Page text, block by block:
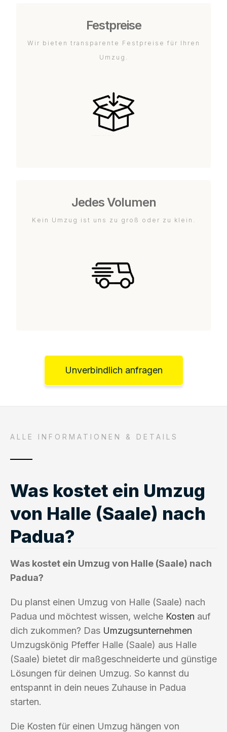
Festpreise
Wir bieten transparente Festpreise für Ihren
Umzug.
Jedes Volumen
Kein Umzug ist uns zu groß oder zu klein.
Unverbindlich anfragen
ALLE INFORMATIONEN & DETAILS
Was kostet ein Umzug
von Halle (Saale) nach
Padua?
Was kostet ein Umzug von Halle (Saale) nach
Padua?
Du planst einen Umzug von Halle (Saale) nach
Padua und möchtest wissen, welche Kosten auf
dich zukommen? Das Umzugsunternehmen
Umzugskönig Pfeffer Halle (Saale) aus Halle
(Saale) bietet dir maßgeschneiderte und günstige
Lösungen für deinen Umzug. So kannst du
entspannt in dein neues Zuhause in Padua
starten.
Die Kosten für einen Umzug hängen von